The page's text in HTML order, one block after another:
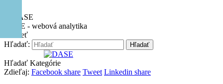
DASE - webová analytika
Zavrieť
Hľadať:
Hľadať
Hľadať Kategórie
Zdieľaj: Facebook share Tweet Linkedin share